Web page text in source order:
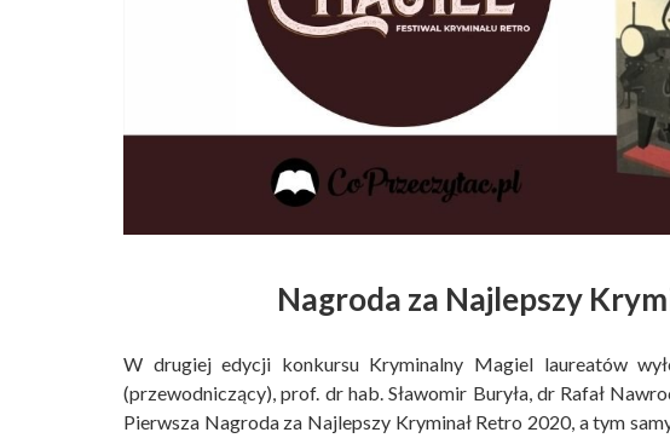
Nagroda za Najlepszy
W drugiej edycji konkursu Kryminalny Magiel laureatów
(przewodniczący), prof. dr hab. Sławomir Buryła, dr Rafał
Pierwsza Nagroda za Najlepszy Kryminał Retro 2020, a tym